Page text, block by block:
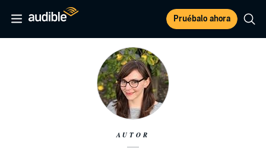
Pruébalo ahora
AUTOR